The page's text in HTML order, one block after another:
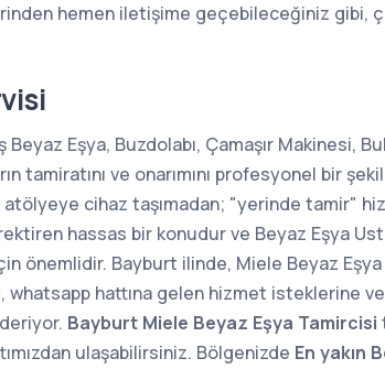
hemen iletişime geçebileceğiniz gibi,
Eşya, Buzdolabı, Çamaşır Makinesi,
tamiratını ve onarımını profesyonel bir
atölyeye cihaz taşımadan; "yerinde tamir"
hassas bir konudur ve Beyaz Eşya
önemlidir. Bayburt ilinde, Miele Beyaz
, whatsapp hattına gelen hizmet isteklerine
Bayburt Miele Beyaz Eşya Tamircisi
ulaşabilirsiniz. Bölgenizde En yakın